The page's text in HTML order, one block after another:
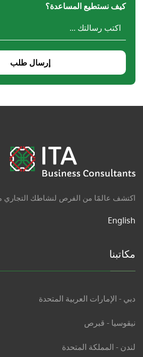
كيف نستطيع المساعدة؟
إرسال طلب
اكتشف عالمًا من الفرص لنشاطك التجاري
English
مكاتبنا
دبي - الإمارات العربية المتحدة
نيقوسيا - قبرص
لندن - المملكة المتحدة